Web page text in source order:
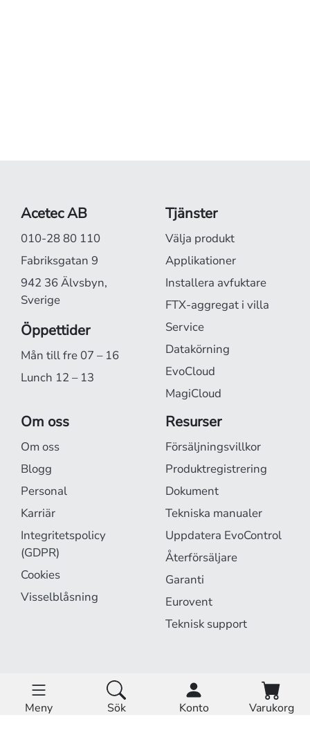
Acetec AB
010-28 80 110
Fabriksgatan 9
942 36 Älvsbyn,
Sverige
Öppettider
Mån till fre 07 – 16
Lunch 12 – 13
Tjänster
Välja produkt
Applikationer
Installera avfuktare
FTX-aggregat i villa
Service
Datakörning
EvoCloud
MagiCloud
Om oss
Om oss
Blogg
Personal
Karriär
Integritetspolicy
(GDPR)
Cookies
Visselblåsning
Resurser
Försäljningsvillkor
Produktregistrering
Dokument
Tekniska manualer
Uppdatera EvoControl
Återförsäljare
Garanti
Eurovent
Teknisk support
EvoCloud är online. Driftstatus »
HemMeny Sök Konto Varukorg